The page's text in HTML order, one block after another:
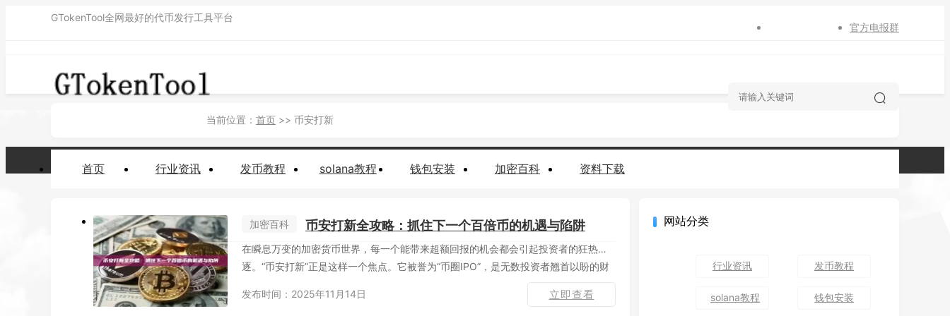
GTokenTool全网最好的代币发行工具平台
官方电报群
首页 行业资讯 发币教程 solana教程 钱包安装 加密百科 资料下载
当前位置： 首页 >> 币安打新
加密百科 币安打新全攻略：抓住下一个百倍币的机遇与陷阱
在瞬息万变的加密货币世界，每一个能带来超额回报的机会都会引起投资者的狂热追
逐。“币安打新”正是这样一个焦点。它被誉为“币圈IPO”，是无数投资者翘首以盼的财
发布时间：2025年11月14日
立即查看
网站分类
行业资讯 发币教程
solana教程 钱包安装